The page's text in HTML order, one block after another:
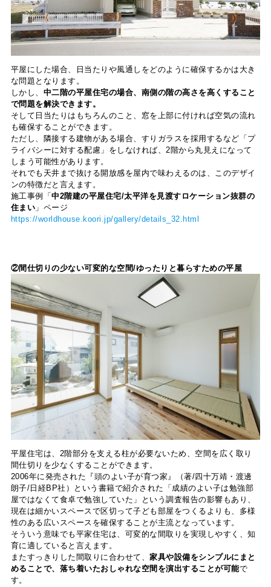
平屋にした場合、日当たりや風通しをどのように確保するかは大き
な問題となります。
しかし、 中二階の平屋住宅の場合、南側の階の高さを高くすること
で問題を解決できます。
そして日当たりはもちろんのこと、窓を上部に付ければ空気の流れ
も確保することができます。
ただし、隣接する建物がある場合、すりガラスを採用するなど「プ
ライバシーに対する配慮」をしなければ、2階から丸見えになって
しまう可能性があります。
それでも天井まで抜ける開放感を屋内で味わえるのは、このデザイ
ンの特徴だと言えます。
施工事例「中2階建の平屋住宅/太平洋を見渡すロケーション抜群の
住まい 」ページ
https://worldhouse.koori.jp/gallery/details_32.html
②間仕切りの少ない可変的な空間/ゆったりと暮らすための平屋
平屋住宅は、2階部分を支える柱が必要ないため、空間を広く取り
間仕切りを少なくすることができます。
2006年に発売された『頭のよい子が育つ家』（著/四十万靖・渡邊
朗子/日経BP社）という書籍で紹介された「成績のよい子は勉強部
屋ではなくて食卓で勉強していた」という調査報告の影響もあり、
現在は細かいスペースで区切って子ども部屋をつくるよりも、多様
性のある広いスペースを確保することが主流となっています。
そういう意味でも平家住宅は、可変的な間取りを実現しやすく、知
育に適していると言えます。
またすっきりした間取りに合わせて、家具や設備をシンプルにまと
めることで、落ち着いたおしゃれな空間を演出することが可能で
す。